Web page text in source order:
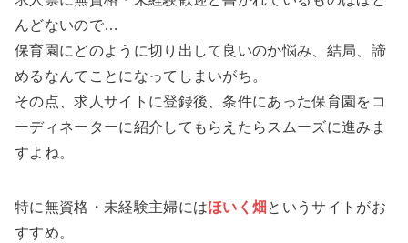
んどないので…
保育園にどのように切り出して良いのか悩み、結局、諦
めるなんてことになってしまいがち。
その点、求人サイトに登録後、条件にあった保育園をコ
ーディネーターに紹介してもらえたらスムーズに進みま
すよね。
特に無資格・未経験主婦にはほいく畑 というサイトがお
すすめ。